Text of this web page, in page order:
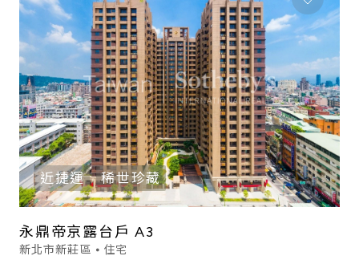
近捷運 稀世珍藏
永鼎帝京露台戶 A3
新北市新莊區 ⦁ 住宅